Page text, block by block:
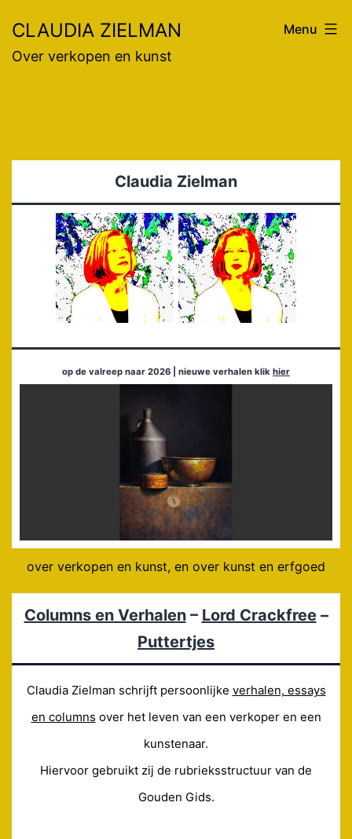
naar
de
CLAUDIA ZIELMAN
Over verkopen en kunst
Menu
Claudia Zielman
op de valreep naar 2026 | nieuwe verhalen klik hier
over verkopen en kunst, en over kunst en erfgoed
Columns en Verhalen– Lord Crackfree–
Puttertjes
Claudia Zielman schrijft persoonlijke verhalen, essays
en columns over het leven van een verkoper en een
kunstenaar.
Hiervoor gebruikt zij de rubrieksstructuur van de
Gouden Gids.